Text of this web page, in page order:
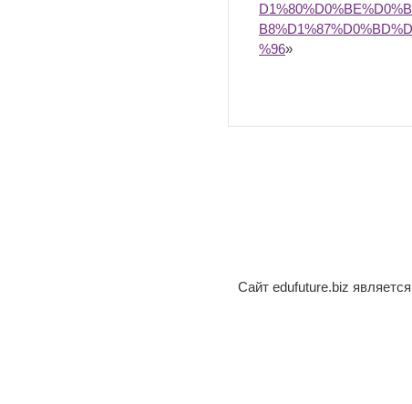
%96»
Сайт edufuture.biz